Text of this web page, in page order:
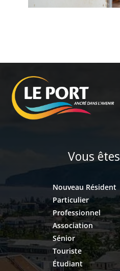
Vous êtes
Nouveau Résident
Particulier
Professionnel
Association
Sénior
Touriste
Étudiant